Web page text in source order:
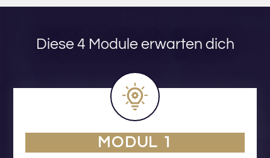
Diese 4 Module erwarten dich
MODUL 1